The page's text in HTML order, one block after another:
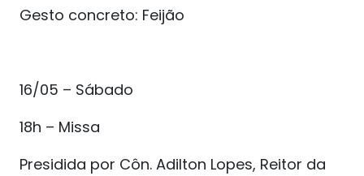
Gesto concreto: Feijão
16/05 – Sábado
18h – Missa
Presidida por Côn. Adilton Lopes, Reitor da